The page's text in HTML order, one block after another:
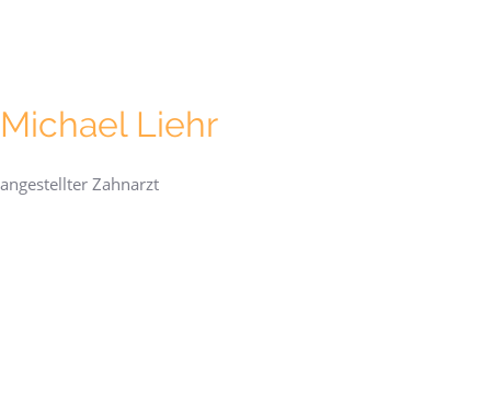
Michael Liehr
angestellter Zahnarzt